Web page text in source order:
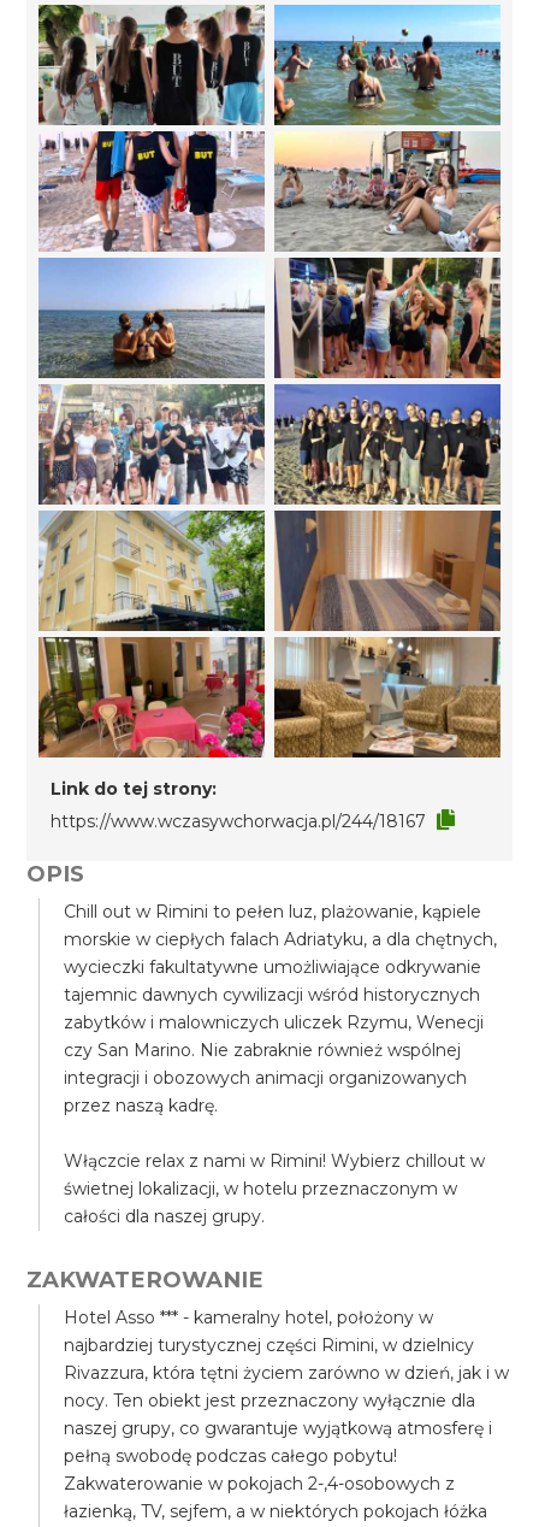
Link do tej strony:
https://www.wczasywchorwacja.pl/244/18167
OPIS
Chill out w Rimini to pełen luz, plażowanie, kąpiele
morskie w ciepłych falach Adriatyku, a dla chętnych,
wycieczki fakultatywne umożliwiające odkrywanie
tajemnic dawnych cywilizacji wśród historycznych
zabytków i malowniczych uliczek Rzymu, Wenecji
czy San Marino. Nie zabraknie również wspólnej
integracji i obozowych animacji organizowanych
przez naszą kadrę.
Włączcie relax z nami w Rimini! Wybierz chillout w
świetnej lokalizacji, w hotelu przeznaczonym w
całości dla naszej grupy.
ZAKWATEROWANIE
Hotel Asso *** - kameralny hotel, położony w
najbardziej turystycznej części Rimini, w dzielnicy
Rivazzura, która tętni życiem zarówno w dzień, jak i w
nocy. Ten obiekt jest przeznaczony wyłącznie dla
naszej grupy, co gwarantuje wyjątkową atmosferę i
pełną swobodę podczas całego pobytu!
Zakwaterowanie w pokojach 2-,4-osobowych z
łazienką, TV, sejfem, a w niektórych pokojach łóżka